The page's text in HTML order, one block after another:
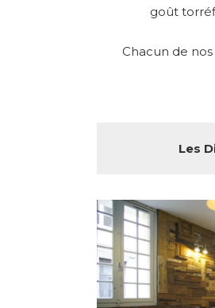
goût
Chacun de
Les